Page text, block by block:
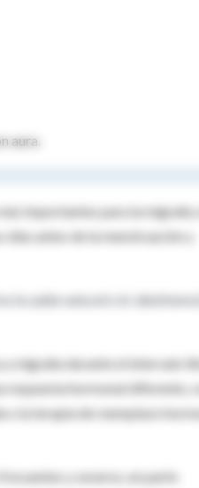
aura.
importantes para la migraña
antes de la menstruación y
la caída natural o la
migraña durante el intervalo
respuesta hormonal diferente,
o la terapia de reemplazo
y severos, en parte